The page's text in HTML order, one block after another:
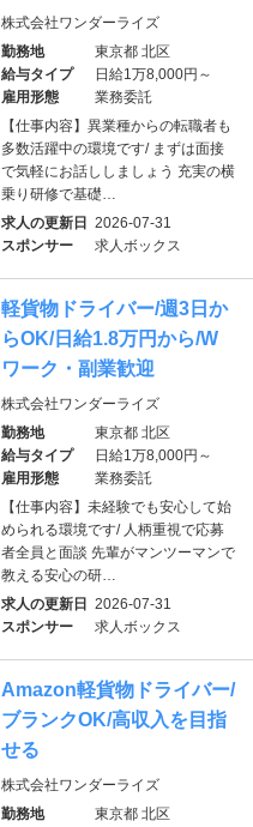
株式会社ワンダーライズ
勤務地
東京都 北区
給与タイプ
日給1万8,000円～
雇用形態
業務委託
【仕事内容】異業種からの転職者も
多数活躍中の環境です/ まずは面接
で気軽にお話ししましょう 充実の横
乗り研修で基礎…
求人の更新日
2026-07-31
スポンサー
求人ボックス
軽貨物ドライバー/週3日か
らOK/日給1.8万円から/W
ワーク・副業歓迎
株式会社ワンダーライズ
勤務地
東京都 北区
給与タイプ
日給1万8,000円～
雇用形態
業務委託
【仕事内容】未経験でも安心して始
められる環境です/ 人柄重視で応募
者全員と面談 先輩がマンツーマンで
教える安心の研…
求人の更新日
2026-07-31
スポンサー
求人ボックス
Amazon軽貨物ドライバー/
ブランクOK/高収入を目指
せる
株式会社ワンダーライズ
勤務地
東京都 北区